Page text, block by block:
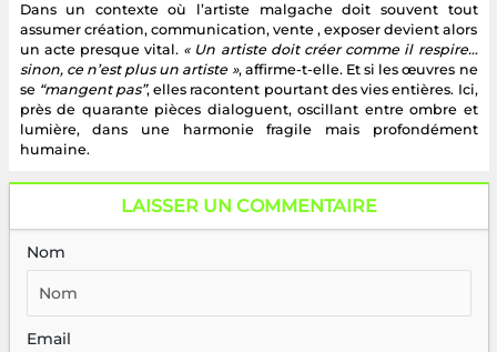
Dans un contexte où l’artiste malgache doit souvent tout
assumer création, communication, vente , exposer devient alors
un acte presque vital. « Un artiste doit créer comme il respire…
sinon, ce n’est plus un artiste », affirme-t-elle. Et si les œuvres ne
se “mangent pas”, elles racontent pourtant des vies entières. Ici,
près de quarante pièces dialoguent, oscillant entre ombre et
lumière, dans une harmonie fragile mais profondément
humaine.
LAISSER UN COMMENTAIRE
Nom
Email